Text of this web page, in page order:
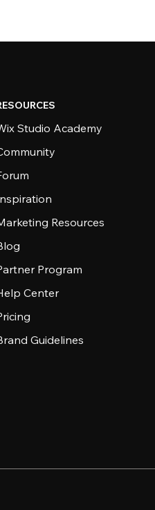
Studio Academy
Resources
Program
Center
Guidelines